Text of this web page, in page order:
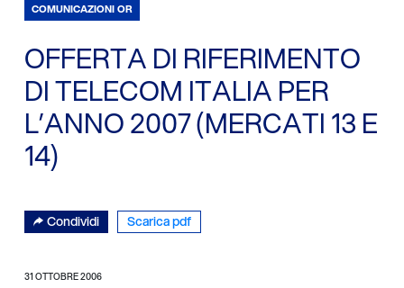
COMUNICAZIONI OR
OFFERTA DI RIFERIMENTO
DI TELECOM ITALIA PER
L’ANNO 2007 (MERCATI 13 E
14)
Condividi Scarica pdf
31 OTTOBRE 2006